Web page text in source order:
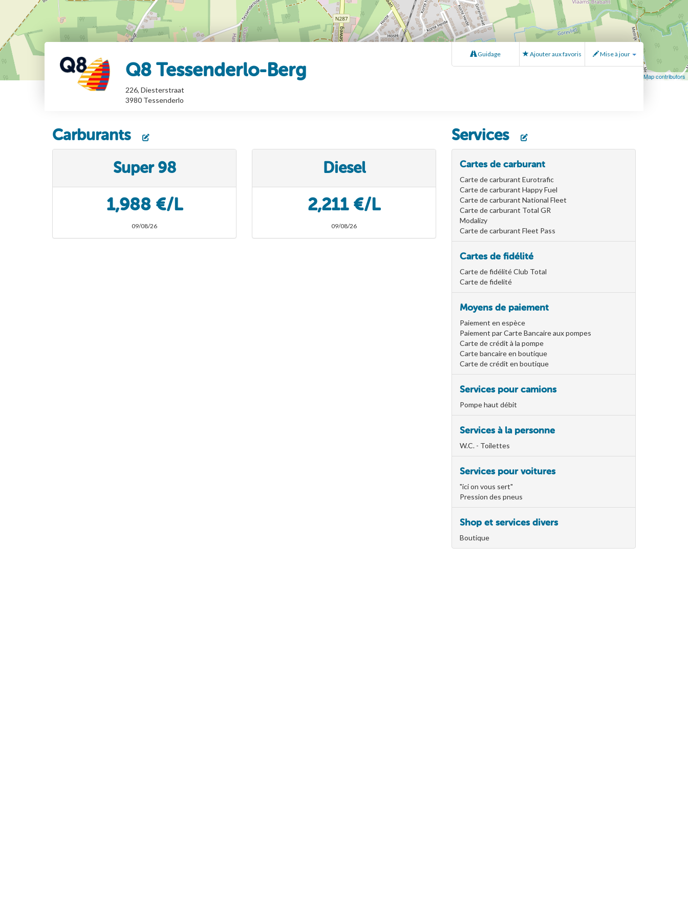
OpenStreetMap contributors
Q8 Tessenderlo-Berg
226, Diesterstraat
3980 Tessenderlo
Guidage Ajouter aux favoris Mise à jour
Carburants
Super 98
1,988 €/L
09/08/26
Diesel
2,211 €/L
09/08/26
Services
Cartes de carburant
Carte de carburant Eurotrafic
Carte de carburant Happy Fuel
Carte de carburant National Fleet
Carte de carburant Total GR
Modalizy
Carte de carburant Fleet Pass
Cartes de fidélité
Carte de fidélité Club Total
Carte de fidelité
Moyens de paiement
Paiement en espèce
Paiement par Carte Bancaire aux pompes
Carte de crédit à la pompe
Carte bancaire en boutique
Carte de crédit en boutique
Services pour camions
Pompe haut débit
Services à la personne
W.C. - Toilettes
Services pour voitures
"ici on vous sert"
Pression des pneus
Shop et services divers
Boutique